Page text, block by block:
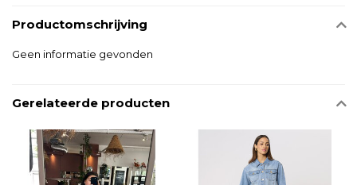
Productomschrijving
Geen informatie gevonden
Gerelateerde producten